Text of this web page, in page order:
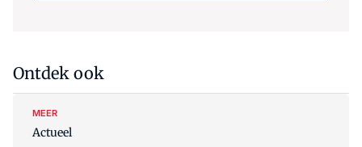
Ontdek ook
MEER
Actueel